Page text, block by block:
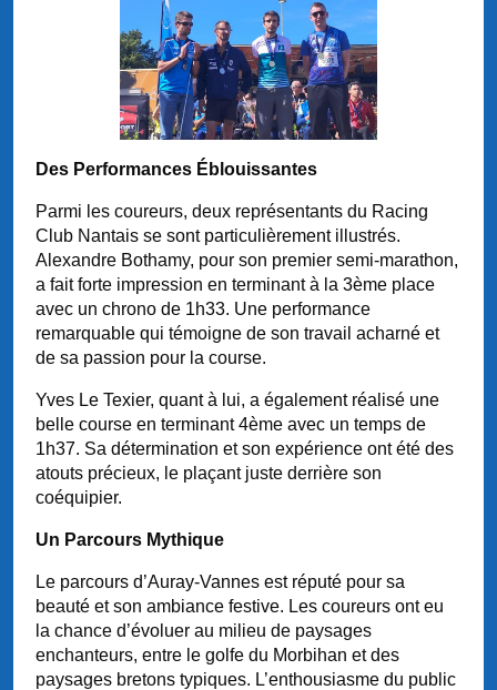
Des Performances Éblouissantes
Parmi les coureurs, deux représentants du Racing
Club Nantais se sont particulièrement illustrés.
Alexandre Bothamy, pour son premier semi-marathon,
a fait forte impression en terminant à la 3ème place
avec un chrono de 1h33. Une performance
remarquable qui témoigne de son travail acharné et
de sa passion pour la course.
Yves Le Texier, quant à lui, a également réalisé une
belle course en terminant 4ème avec un temps de
1h37. Sa détermination et son expérience ont été des
atouts précieux, le plaçant juste derrière son
coéquipier.
Un Parcours Mythique
Le parcours d’Auray-Vannes est réputé pour sa
beauté et son ambiance festive. Les coureurs ont eu
la chance d’évoluer au milieu de paysages
enchanteurs, entre le golfe du Morbihan et des
paysages bretons typiques. L’enthousiasme du public